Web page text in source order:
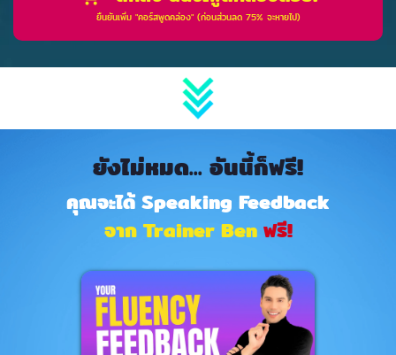
ยืนยันเพิ่ม "คอร์สพูดคล่อง" (ก่อนส่วนลด 75% จะหายไป)
ยังไม่หมด... อันนี้ก็ฟรี!
คุณจะได้ Speaking Feedback
จาก Trainer Benฟรี!